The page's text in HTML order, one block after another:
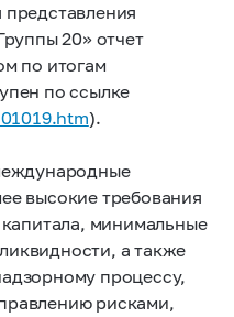
20» отчет
по итогам
по ссылке
).
высокие требования
капитала, минимальные
а также
процессу,
рисками,